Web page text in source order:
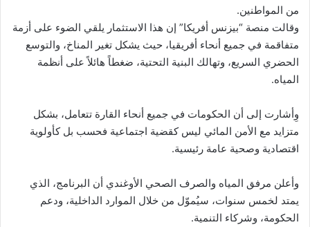
من المواطنين.
وقالت منصة “بيزنس أفريكا” إن هذا الاستثمار يلقي الضوء على أزمة
متفاقمة في جميع أنحاء أفريقيا، حيث يشكل تغير المناخ، والتوسع
الحضري السريع، وتهالك البنية التحتية، ضغطاً هائلاً على أنظمة
المياه.
وِأشارت إلى أن الحكومات في جميع أنحاء القارة تتعامل، بشكل
متزايد مع الأمن المائي ليس كقضية اجتماعية فحسب بل كأولوية
اقتصادية وصحية عامة رئيسية.
وأعلن مرفق المياه والصرف الصحي الأوغندي أن البرنامج، الذي
يمتد لخمس سنوات، سيُموّل من خلال الموارد الداخلية، ودعم
الحكومة، وشركاء التنمية.